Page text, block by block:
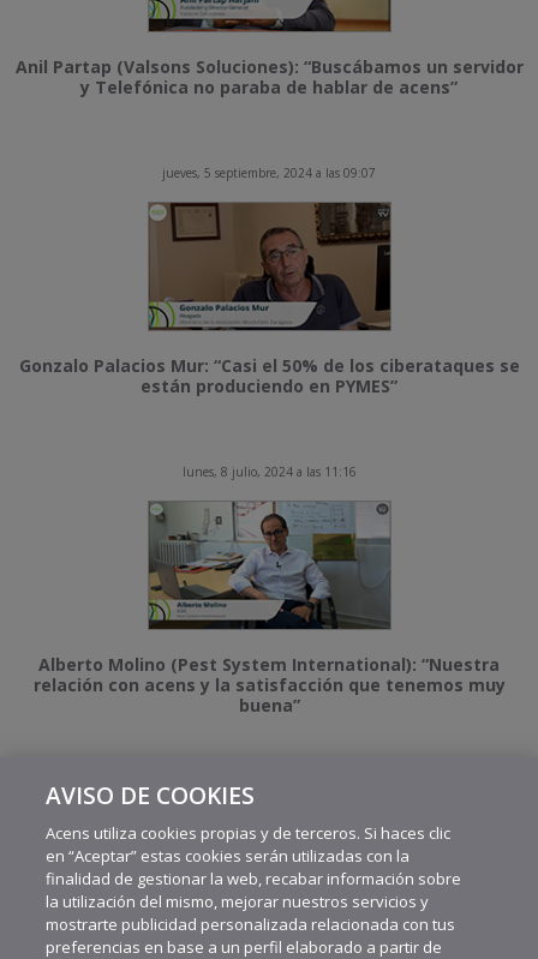
Anil Partap (Valsons Soluciones): “Buscábamos un servidor
y Telefónica no paraba de hablar de acens”
jueves, 5 septiembre, 2024 a las 09:07
Gonzalo Palacios Mur: “Casi el 50% de los ciberataques se
están produciendo en PYMES”
lunes, 8 julio, 2024 a las 11:16
Alberto Molino (Pest System International): “Nuestra
relación con acens y la satisfacción que tenemos muy
buena”
MÁS VIDEOS RECIENTES
AVISO DE COOKIES
Acens utiliza cookies propias y de terceros. Si haces clic
en “Aceptar” estas cookies serán utilizadas con la
finalidad de gestionar la web, recabar información sobre
la utilización del mismo, mejorar nuestros servicios y
mostrarte publicidad personalizada relacionada con tus
preferencias en base a un perfil elaborado a partir de